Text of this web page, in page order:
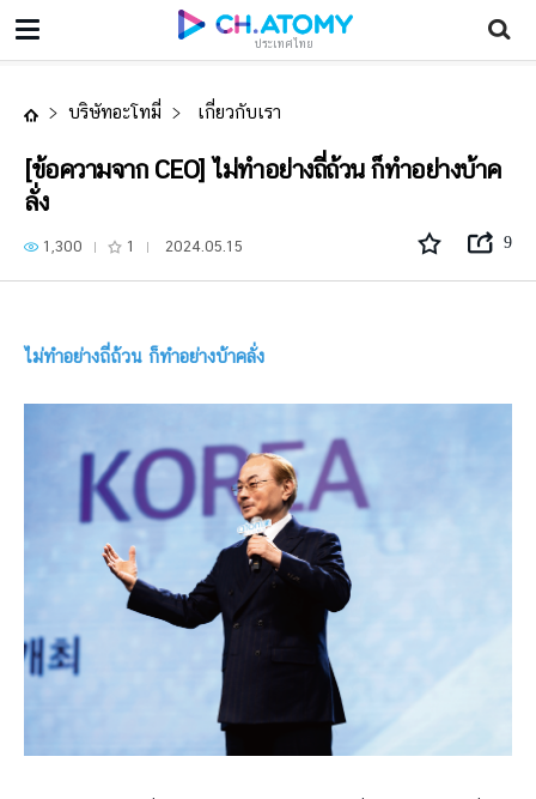
ประเทศไทย
[ข้อความจาก CEO] ไม่ทำอย่างถี่ถ้วน ก็ทำอย่างบ้าคลั่ง
บริษัทอะโทมี่ เกี่ยวกับเรา
[ข้อความจาก CEO] ไม่ทำอย่างถี่ถ้วน ก็ทำอย่างบ้าค
ลั่ง
1,300 1 2024.05.15 9
ไม่ทำอย่างถี่ถ้วน ก็ทำอย่างบ้าคลั่ง